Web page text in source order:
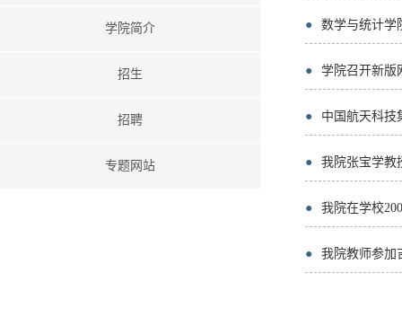
学院简介
招生
招聘
专题网站
● 数学与统计学
● 学院召开新版
● 中国航天科技
● 我院张宝学教
● 我院在学校
● 我院教师参加